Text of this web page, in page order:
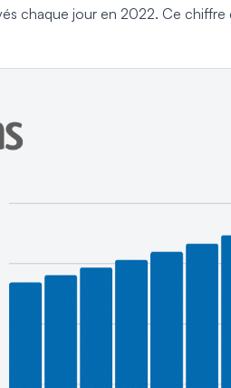
chaque jour en 2022. Ce chiffre